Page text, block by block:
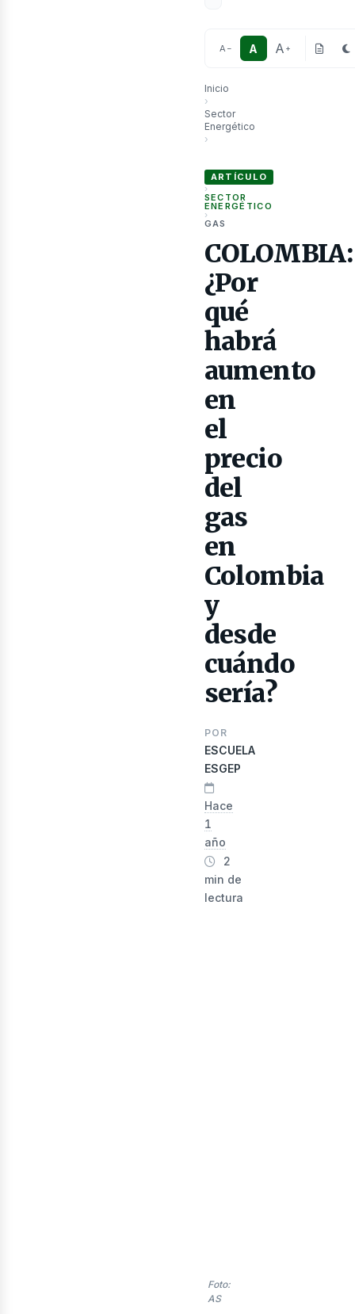
A − A A +
Inicio
›
Sector
Energético
›
ARTÍCULO
›
SECTOR
ENERGÉTICO
›
GAS
COLOMBIA:
¿Por
qué
habrá
aumento
en
el
precio
del
gas
en
Colombia
y
desde
cuándo
sería?
POR
ESCUELA
ESGEP
Hace
1
año
2
min de
lectura
Foto:
AS